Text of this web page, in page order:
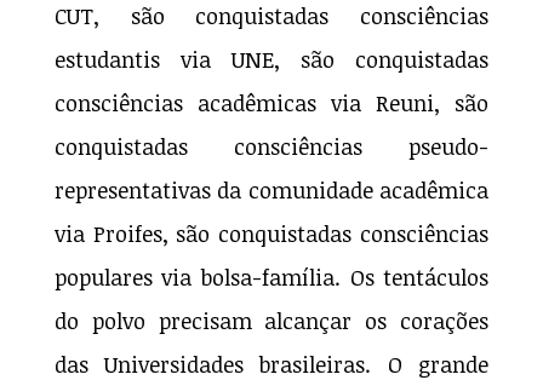
CUT, são conquistadas consciências
estudantis via UNE, são conquistadas
consciências acadêmicas via Reuni, são
conquistadas consciências pseudo-
representativas da comunidade acadêmica
via Proifes, são conquistadas consciências
populares via bolsa-família. Os tentáculos
do polvo precisam alcançar os corações
das Universidades brasileiras. O grande